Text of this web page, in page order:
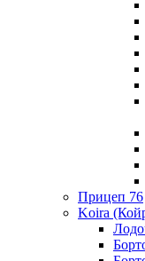
Прицеп 76
Koira